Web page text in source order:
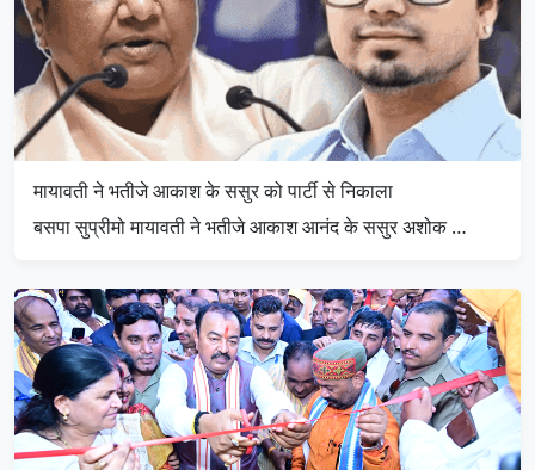
मायावती ने भतीजे आकाश के ससुर को पार्टी से निकाला
बसपा सुप्रीमो मायावती ने भतीजे आकाश आनंद के ससुर अशोक …